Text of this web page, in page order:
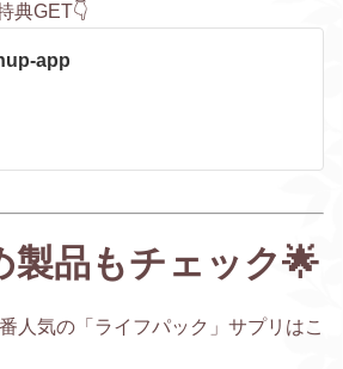
典GET👇
app
製品もチェック🌟
人気の「ライフパック」サプリはこ